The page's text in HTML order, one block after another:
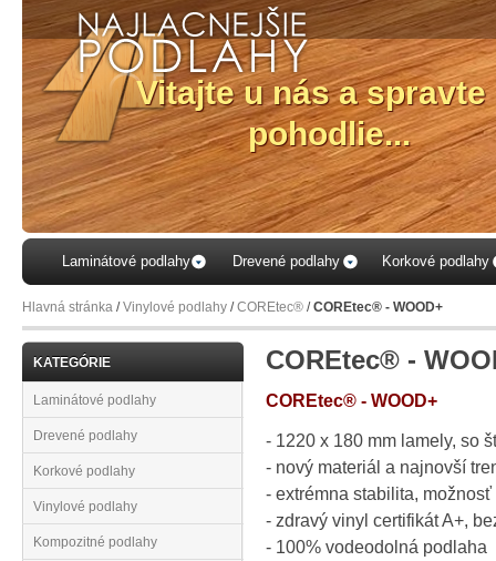
Laminátové podlahy Drevené podlahy Korkové podlahy
Hlavná stránka /Vinylové podlahy /COREtec® /COREtec® - WOOD+
KATEGÓRIE
Laminátové podlahy
Drevené podlahy
Korkové podlahy
Vinylové podlahy
Kompozitné podlahy
COREtec® -
COREtec® - WOOD+
- 1220 x 180 mm lamely, so
- nový materiál a najnovší
- extrémna stabilita,
- zdravý vinyl certifikát A+,
- 100% vodeodolná podlaha